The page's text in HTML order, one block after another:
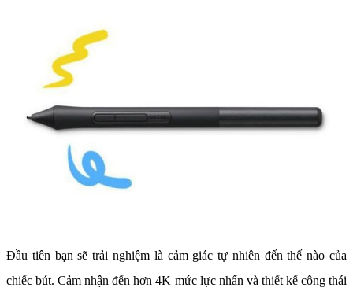
Đầu tiên bạn sẽ trải nghiệm là cảm giác tự nhiên đến thế nào của
chiếc bút. Cảm nhận đến hơn 4K mức lực nhấn và thiết kế công thái